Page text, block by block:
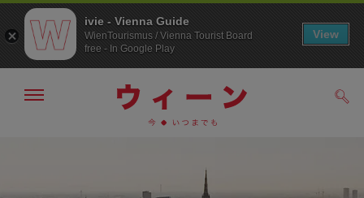
メ
ivie - Vienna Guide
WienTourismus / Vienna Tourist Board
free - In Google Play
View